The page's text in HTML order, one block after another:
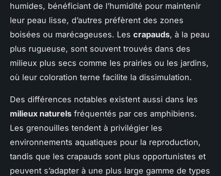
humides, bénéficiant de l’humidité pour maintenir
leur peau lisse, d’autres préfèrent des zones
boisées ou marécageuses. Les crapauds, à la peau
plus rugueuse, sont souvent trouvés dans des
milieux plus secs comme les prairies ou les jardins,
où leur coloration terne facilite la dissimulation.
Des différences notables existent aussi dans les
milieux naturels fréquentés par ces amphibiens.
Les grenouilles tendent à privilégier les
environnements aquatiques pour la reproduction,
tandis que les crapauds sont plus opportunistes et
peuvent s’adapter à une plus large gamme de types